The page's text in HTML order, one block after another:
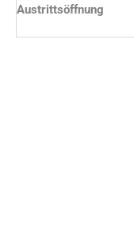
Austrittsöffnung